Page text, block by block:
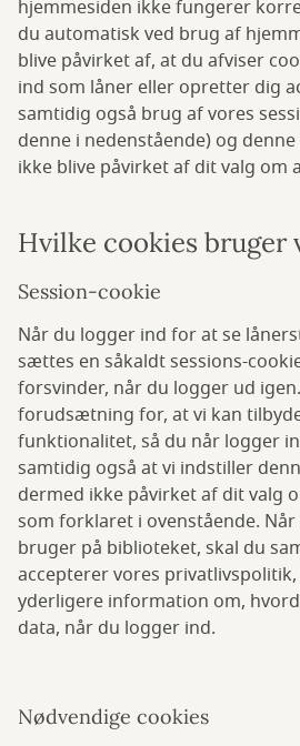
hjemmesiden ikke fungerer
du automatisk ved brug af
blive påvirket af, at du afviser
ind som låner eller opretter dig
samtidig også brug af vores
denne i nedenstående) og
ikke blive påvirket af dit valg om
Hvilke cookies bruger
Session-cookie
Når du logger ind for at se
sættes en såkaldt sessions-
forsvinder, når du logger ud
forudsætning for, at vi kan
funktionalitet, så du når logger
samtidig også at vi indstiller
dermed ikke påvirket af dit valg
som forklaret i ovenstående.
bruger på biblioteket, skal du
accepterer vores
yderligere information om,
data, når du logger ind.
Nødvendige cookies